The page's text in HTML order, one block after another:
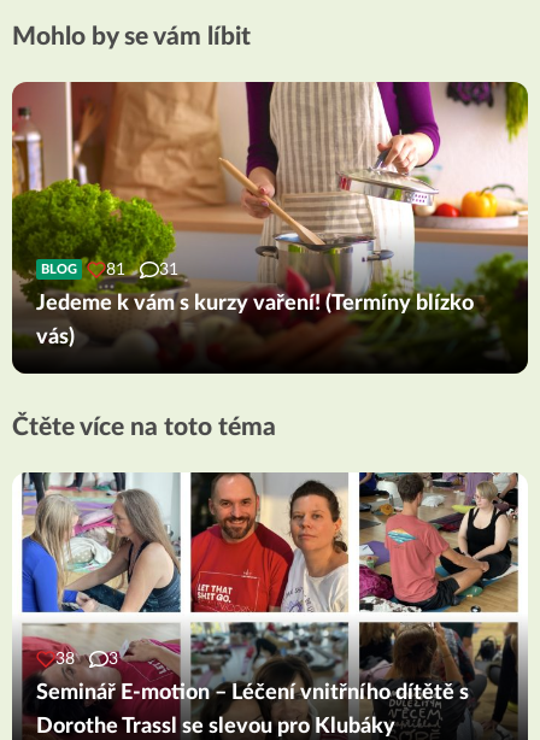
Mohlo by se vám líbit
BLOG 81 31
Jedeme k vám s kurzy vaření! (Termíny blízko
vás)
Čtěte více na toto téma
38 3
Seminář E-motion – Léčení vnitřního dítětě s
Dorothe Trassl se slevou pro Klubáky